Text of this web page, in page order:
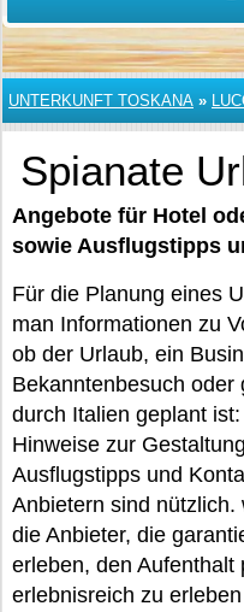
UNTERKUNFT TOSKANA »
Spianate
Angebote für Hotel
sowie Ausflugstipps
Für die Planung eines
man Informationen zu
ob der Urlaub, ein
Bekanntenbesuch
durch Italien geplant
Hinweise zur
Ausflugstipps und
Anbietern sind
die Anbieter, die
erleben, den Aufenthalt
erlebnisreich zu